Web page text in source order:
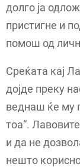
долго ја
пристигне и
помош од
Среќата кај
дојде преку
веднаш ќе му
тоа“.
и да не
нешто